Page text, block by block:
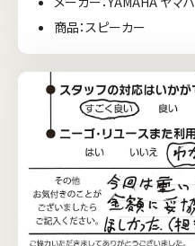
商品：スピーカー